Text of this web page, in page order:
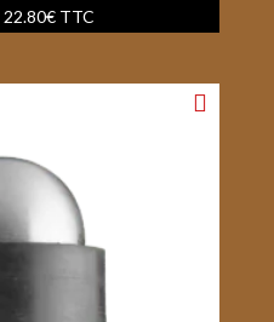
22.80€TTC